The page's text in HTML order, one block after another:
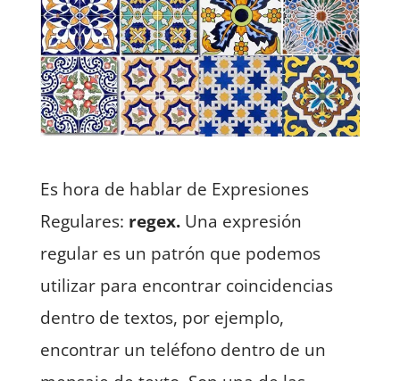
Es hora de hablar de Expresiones
Regulares: regex.Una expresión
regular es un patrón que podemos
utilizar para encontrar coincidencias
dentro de textos, por ejemplo,
encontrar un teléfono dentro de un